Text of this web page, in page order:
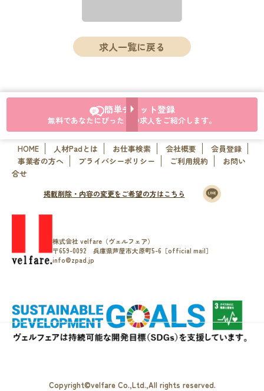
求人一覧に戻る
簡単チャット登録
無料であなたにぴったりの求人をご紹介します。
HOME 人材Padとは お仕事検索 会社概要
会員登録
事業者の方へ
プライバシーポリシー ご利用規約
お問い
合せ
掲載削除・内容の変更をご希望の方はこちら
株式会社 velfare（ヴェルフェア）
〒659-0092 兵庫県芦屋市大原町5-6［official mail］
info@zpad.jp
Copyright©velfare Co.,Ltd.,All rights reserved.